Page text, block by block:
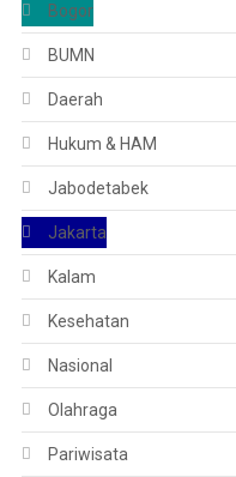
Bogor
BUMN
Daerah
Hukum & HAM
Jabodetabek
Jakarta
Kalam
Kesehatan
Nasional
Olahraga
Pariwisata